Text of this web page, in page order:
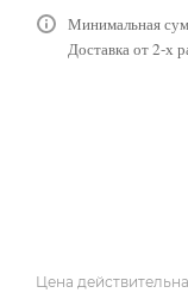
Минимальная
Доставка от 2-х
Цена